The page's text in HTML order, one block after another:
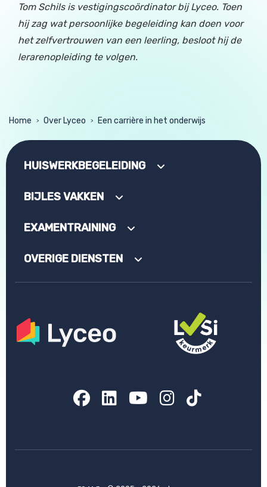
Tom Schils is vestigingscoördinator bij Lyceo. Toen
hij zag wat persoonlijke begeleiding kan doen voor
het zelfvertrouwen van een leerling, besloot hij de
lerarenopleiding te volgen.
Home > Over Lyceo > Een carrière in het onderwijs
HUISWERKBEGELEIDING
BIJLES VAKKEN
EXAMENTRAINING
OVERIGE DIENSTEN
Facebook
LinkedIn
YouTube
Instagram
TikTok